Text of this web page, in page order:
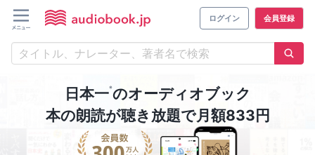
ログイン 会員登録
日本一※のオーディオブック
本の朗読が聴き放題で月額833円